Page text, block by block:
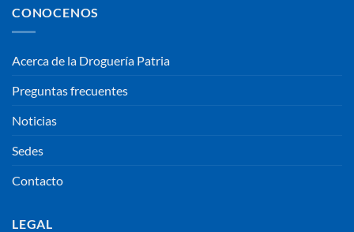
CONOCENOS
Acerca de la Droguería Patria
Preguntas frecuentes
Noticias
Sedes
Contacto
LEGAL